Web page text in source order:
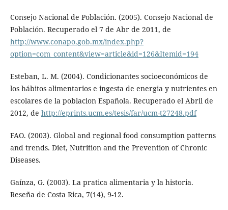
Consejo Nacional de Población. (2005). Consejo Nacional de
Población. Recuperado el 7 de Abr de 2011, de
http://www.conapo.gob.mx/index.php?
option=com_content&view=article&id=126&Itemid=194
Esteban, L. M. (2004). Condicionantes socioeconómicos de
los hábitos alimentarios e ingesta de energia y nutrientes en
escolares de la poblacion Española. Recuperado el Abril de
2012, de http://eprints.ucm.es/tesis/far/ucm-t27248.pdf
FAO. (2003). Global and regional food consumption patterns
and trends. Diet, Nutrition and the Prevention of Chronic
Diseases.
Gaínza, G. (2003). La pratica alimentaria y la historia.
Reseña de Costa Rica, 7(14), 9-12.